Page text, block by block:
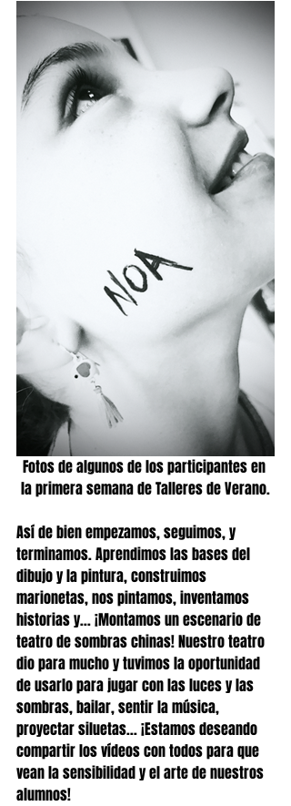
Fotos de algunos de los participantes en
la primera semana de Talleres de Verano.
Así de bien empezamos, seguimos, y
terminamos. Aprendimos las bases del
dibujo y la pintura, construimos
marionetas, nos pintamos, inventamos
historias y... ¡Montamos un escenario de
teatro de sombras chinas! Nuestro teatro
dio para mucho y tuvimos la oportunidad
de usarlo para jugar con las luces y las
sombras, bailar, sentir la música,
proyectar siluetas... ¡Estamos deseando
compartir los vídeos con todos para que
vean la sensibilidad y el arte de nuestros
alumnos!